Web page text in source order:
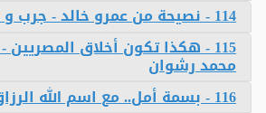
114 - نصيحة من عمرو خالد - جرب و هتدعيلى
115 - هكذا تكون أخلاق
محمد رشوان
116 - بسمة أمل.. مع اسم الله الرزاق